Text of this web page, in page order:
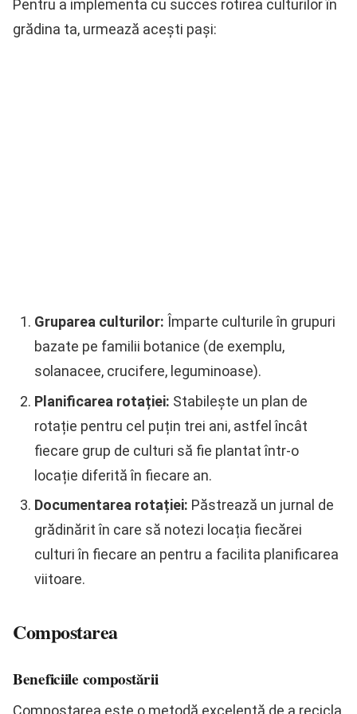
Pentru a implementa cu succes rotirea culturilor în
grădina ta, urmează acești pași:
Gruparea culturilor: Împarte culturile în grupuri
bazate pe familii botanice (de exemplu,
solanacee, crucifere, leguminoase).
Planificarea rotației: Stabilește un plan de
rotație pentru cel puțin trei ani, astfel încât
fiecare grup de culturi să fie plantat într-o
locație diferită în fiecare an.
Documentarea rotației: Păstrează un jurnal de
grădinărit în care să notezi locația fiecărei
culturi în fiecare an pentru a facilita planificarea
viitoare.
Compostarea
Beneficiile compostării
Compostarea este o metodă excelentă de a recicla